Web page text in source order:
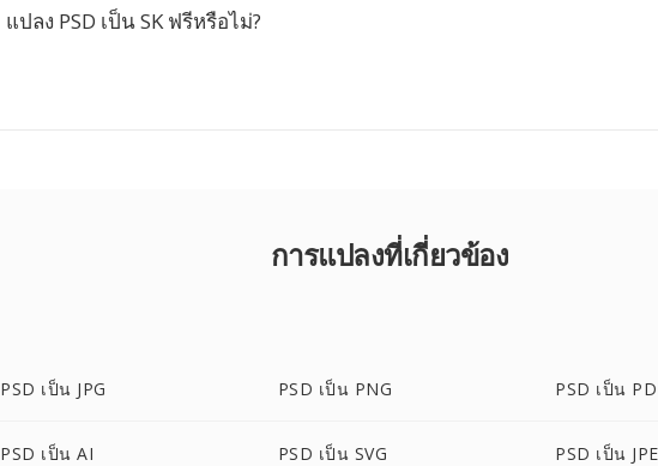
แปลง PSD เป็น SK ฟรีหรือไม่?
การแปลงที่เกี่ยวข้อง
PSD เป็น JPG PSD เป็น PNG PSD เป็น
PSD เป็น AI PSD เป็น SVG PSD เป็น